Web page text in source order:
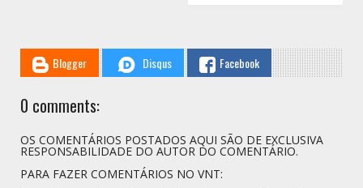
Blogger Disqus Facebook
0 comments:
OS COMENTÁRIOS POSTADOS AQUI SÃO DE EXCLUSIVA
RESPONSABILIDADE DO AUTOR DO COMENTÁRIO.
PARA FAZER COMENTÁRIOS NO VNT: